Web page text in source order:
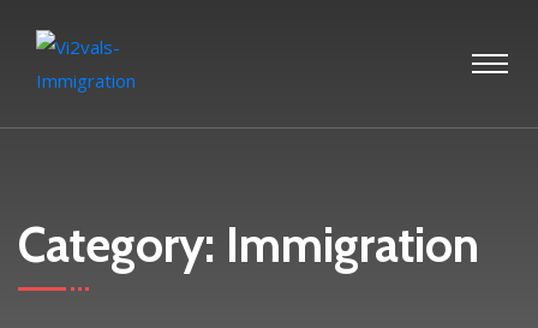
Category: Immigration